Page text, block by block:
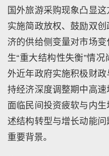
国外旅游采购现象凸显
实施简政放权、鼓励双
济的供给侧变量对市场
生“重大结构性失衡”情
外近年政府实施积极财
持经济深度调整期中高
面临民间投资疲软与内
述结构转型与增长动能
重要背景。